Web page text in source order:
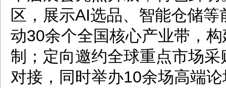
区，展示AI选品、智能仓储
动30余个全国核心产业带，
制；定向邀约全球重点市场采
对接，同时举办10余场高端